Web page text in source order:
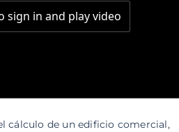
cálculo de un edificio comercial,